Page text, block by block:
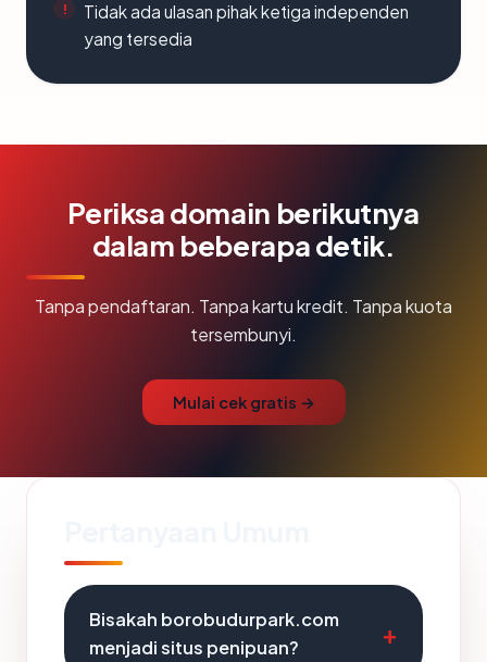
Tidak ada ulasan pihak ketiga independen
yang tersedia
Periksa domain berikutnya
dalam beberapa detik.
Tanpa pendaftaran. Tanpa kartu kredit. Tanpa kuota
tersembunyi.
Mulai cek gratis →
Bisakah borobudurpark.com
menjadi situs penipuan?